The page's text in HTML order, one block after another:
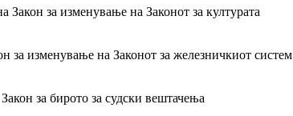
Закон за изменување на Законот за културата
за изменување на Законот за железничкиот систем
Закон за бирото за судски вештачења